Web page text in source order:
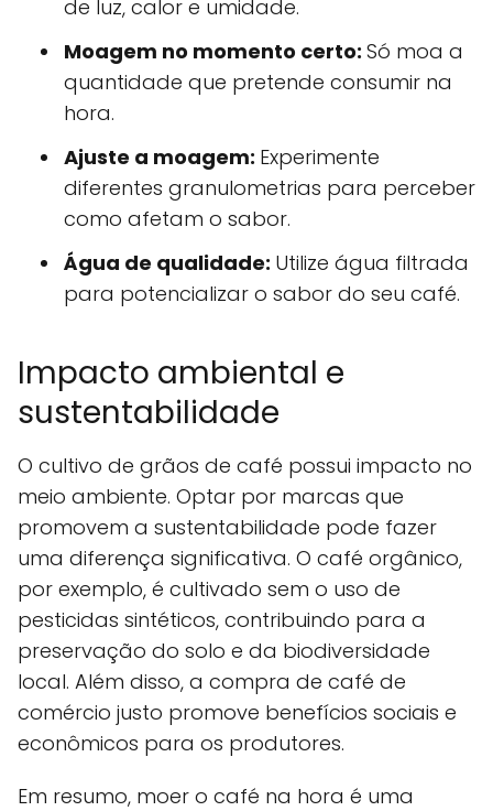
de luz, calor e umidade.
Moagem no momento certo: Só moa a
quantidade que pretende consumir na
hora.
Ajuste a moagem: Experimente
diferentes granulometrias para perceber
como afetam o sabor.
Água de qualidade: Utilize água filtrada
para potencializar o sabor do seu café.
Impacto ambiental e
sustentabilidade
O cultivo de grãos de café possui impacto no
meio ambiente. Optar por marcas que
promovem a sustentabilidade pode fazer
uma diferença significativa. O café orgânico,
por exemplo, é cultivado sem o uso de
pesticidas sintéticos, contribuindo para a
preservação do solo e da biodiversidade
local. Além disso, a compra de café de
comércio justo promove benefícios sociais e
econômicos para os produtores.
Em resumo, moer o café na hora é uma